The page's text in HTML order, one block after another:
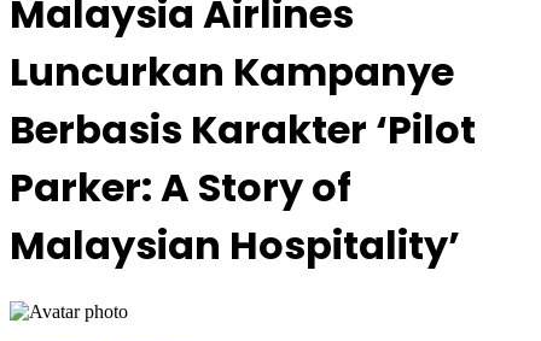
Malaysia Airlines
Luncurkan Kampanye
Berbasis Karakter ‘Pilot
Parker: A Story of
Malaysian Hospitality’